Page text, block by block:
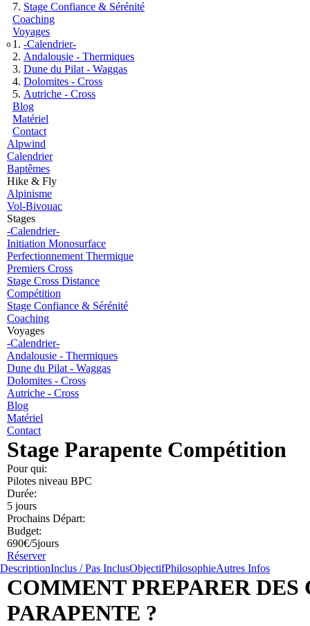
Stage Confiance & Sérénité
Coaching
Voyages
-Calendrier-
Andalousie - Thermiques
Dune du Pilat - Waggas
Dolomites - Cross
Autriche - Cross
Blog
Matériel
Contact
Alpwind
Calendrier
Baptêmes
Hike & Fly
Alpinisme
Vol-Bivouac
Stages
-Calendrier-
Initiation Monosurface
Perfectionnement Thermique
Premiers Cross
Stage Cross Distance
Compétition
Stage Confiance & Sérénité
Coaching
Voyages
-Calendrier-
Andalousie - Thermiques
Dune du Pilat - Waggas
Dolomites - Cross
Autriche - Cross
Blog
Matériel
Contact
Stage Parapente Compétition
Pour qui:
Pilotes niveau BPC
Durée:
5 jours
Prochains Départ:
Budget:
690€/5jours
Réserver
DescriptionInclus / Pas InclusObjectifPhilosophieAutres Infos
COMMENT PREPARER
PARAPENTE ?